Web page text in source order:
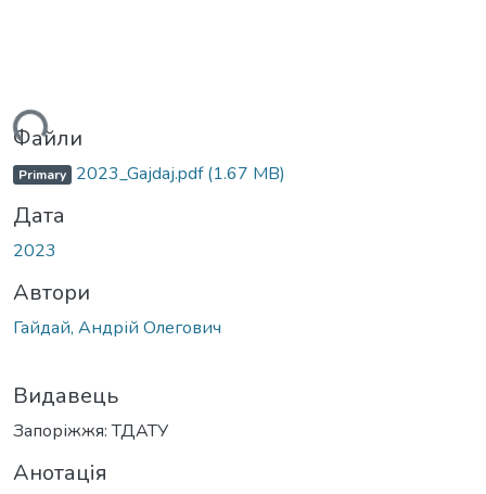
Файли
Primary 2023_Gajdaj.pdf(1.67 MB)
Дата
2023
Автори
Гайдай, Андрій Олегович
Видавець
Запоріжжя: ТДАТУ
Анотація